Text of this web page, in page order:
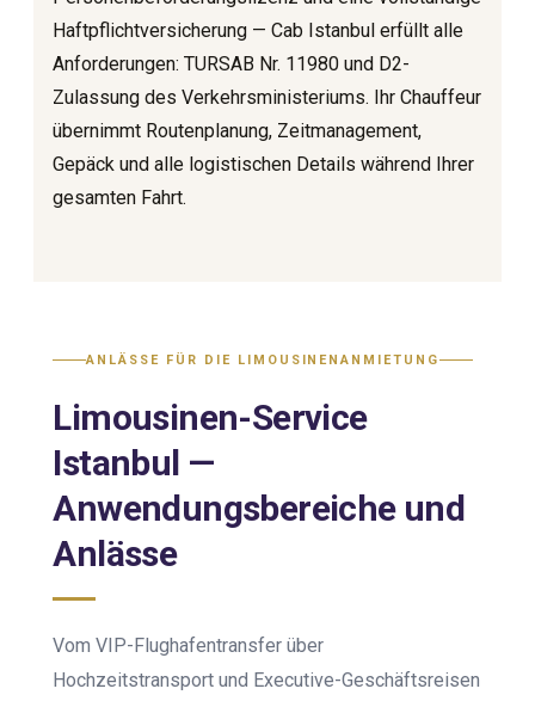
Haftpflichtversicherung — Cab Istanbul erfüllt alle
Anforderungen: TURSAB Nr. 11980 und D2-
Zulassung des Verkehrsministeriums. Ihr Chauffeur
übernimmt Routenplanung, Zeitmanagement,
Gepäck und alle logistischen Details während Ihrer
gesamten Fahrt.
ANLÄSSE FÜR DIE LIMOUSINENANMIETUNG
Limousinen-Service
Istanbul —
Anwendungsbereiche und
Anlässe
Vom VIP-Flughafentransfer über
Hochzeitstransport und Executive-Geschäftsreisen